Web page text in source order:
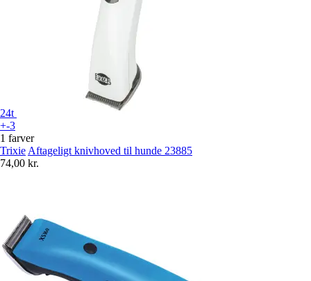
24t
+-3
1 farver
Trixie Aftageligt knivhoved til hunde 23885
74,00 kr.